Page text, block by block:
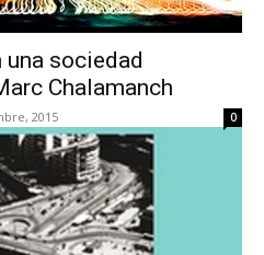
sociedad
Chalamanch
2015 0